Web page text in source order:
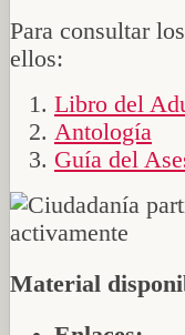
Para consultar
ellos:
Libro del
Antología
Guía del
Material